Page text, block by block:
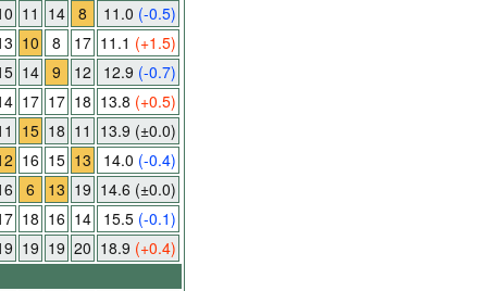
11 14 8 11.0 (-0.5)
10 8 17 11.1 (+1.5)
14 9 12 12.9 (-0.7)
17 17 18 13.8 (+0.5)
15 18 11 13.9 (±0.0)
16 15 13 14.0 (-0.4)
6 13 19 14.6 (±0.0)
18 16 14 15.5 (-0.1)
19 19 20 18.9 (+0.4)